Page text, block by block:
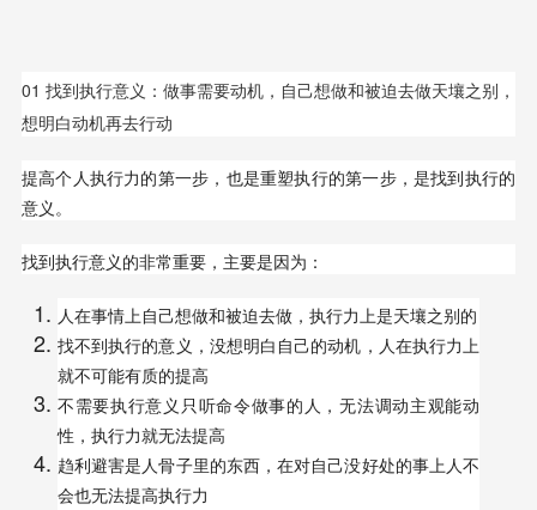
01 找到执行意义：做事需要动机，自己想做和被迫去做天壤之别，
想明白动机再去行动
提高个人执行力的第一步，也是重塑执行的第一步，是找到执行的
意义。
找到执行意义的非常重要，主要是因为：
人在事情上自己想做和被迫去做，执行力上是天壤之别的
找不到执行的意义，没想明白自己的动机，人在执行力上
就不可能有质的提高
不需要执行意义只听命令做事的人，无法调动主观能动
性，执行力就无法提高
趋利避害是人骨子里的东西，在对自己没好处的事上人不
会也无法提高执行力